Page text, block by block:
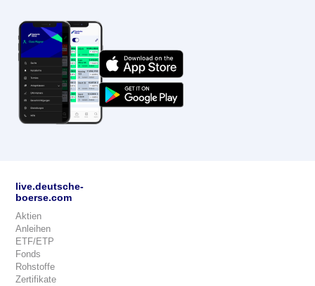
live.deutsche-
boerse.com
Aktien
Anleihen
ETF/ETP
Fonds
Rohstoffe
Zertifikate